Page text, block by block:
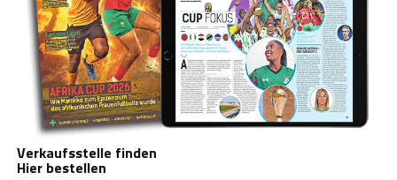
Verkaufsstelle finden
Hier bestellen